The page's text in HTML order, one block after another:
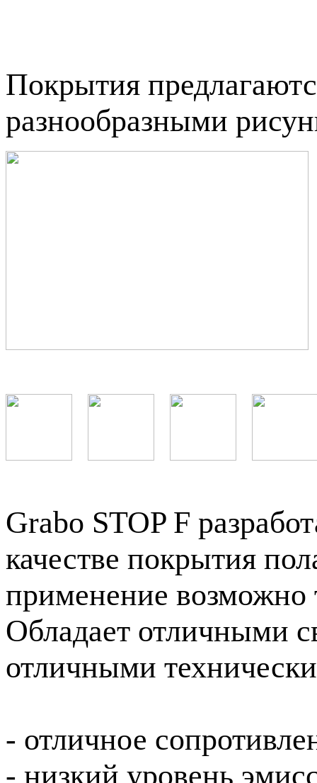
Покрытия
разнообразными
Grabo STOP F
качестве покрытия
применение возможно
Обладает отличными
отличными
- отличное
- низкий уровень